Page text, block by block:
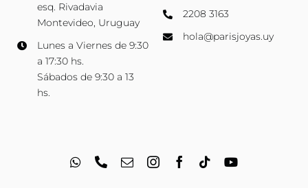
esq. Rivadavia
Montevideo, Uruguay
Lunes a Viernes de 9:30
a 17:30 hs.
Sábados de 9:30 a 13
hs.
2208 3163
hola@parisjoyas.uy